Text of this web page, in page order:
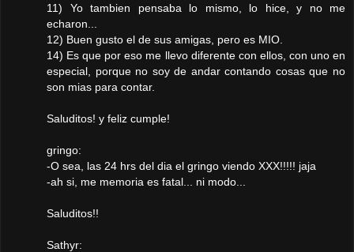
11) Yo tambien pensaba lo mismo, lo hice, y no me
echaron...
12) Buen gusto el de sus amigas, pero es MIO.
14) Es que por eso me llevo diferente con ellos, con uno en
especial, porque no soy de andar contando cosas que no
son mias para contar.
Saluditos! y feliz cumple!
gringo:
-O sea, las 24 hrs del dia el gringo viendo XXX!!!!! jaja
-ah si, me memoria es fatal... ni modo...
Saluditos!!
Sathyr: